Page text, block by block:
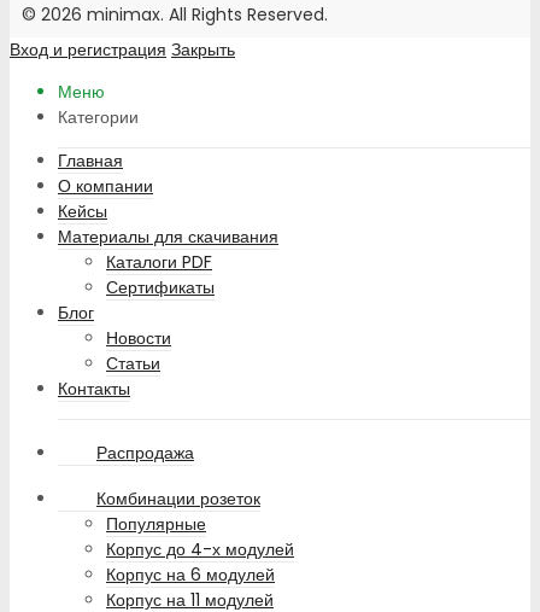
© 2026 minimax. All Rights Reserved.
Вход и регистрация Закрыть
Меню
Категории
Главная
О компании
Кейсы
Материалы для скачивания
Каталоги PDF
Сертификаты
Блог
Новости
Статьи
Контакты
Распродажа
Комбинации розеток
Популярные
Корпус до 4-х модулей
Корпус на 6 модулей
Корпус на 11 модулей